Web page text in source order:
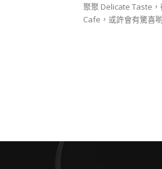
聚聚 Delicate Taste
Cafe，或許會有驚喜